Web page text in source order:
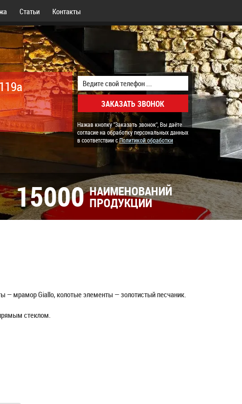
Статьи Контакты
Нажав кнопку "Заказать звонок", Вы даёте
согласие на обработку персональных данных
в соответствии сПолитикой обработки
15000 НАИМЕНОВАНИЙ
ПРОДУКЦИИ
— мрамор Giallo, колотые элементы — золотистый песчаник.
стеклом.